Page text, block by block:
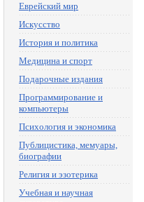
Еврейский мир
Искусство
История и политика
Медицина и спорт
Подарочные издания
Программирование и
компьютеры
Психология и экономика
Публицистика, мемуары,
биографии
Религия и эзотерика
Учебная и научная